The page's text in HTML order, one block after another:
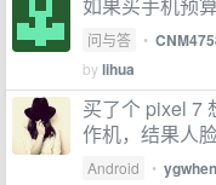
问与答 •
bylihua
买了个 pixel 7
作机，结果人
Android •